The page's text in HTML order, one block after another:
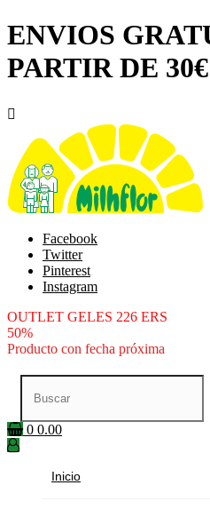
ENVIOS
PARTIR DE 30€

Facebook
Twitter
Pinterest
Instagram
OUTLET GELES 226 ERS
50%
Producto con fecha próxima
0 0.00
Inicio